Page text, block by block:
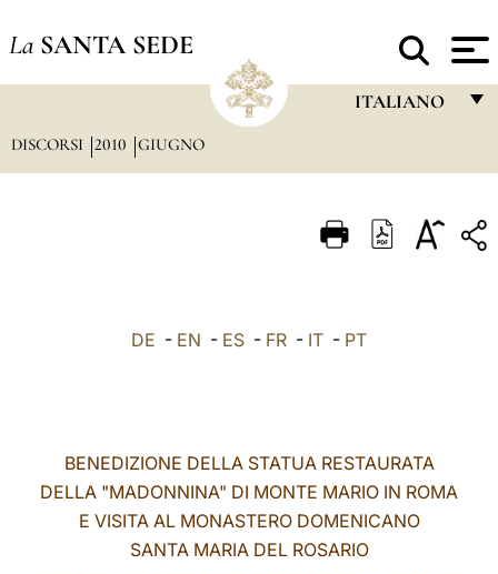
La SANTA SEDE
ITALIANO
ITALIANO
中文
LATINE
DISCORSI 2010 GIUGNO
DE - EN - ES - FR - IT - PT
BENEDIZIONE DELLA STATUA RESTAURATA
DELLA "MADONNINA" DI MONTE MARIO IN ROMA
E VISITA AL MONASTERO DOMENICANO
SANTA MARIA DEL ROSARIO